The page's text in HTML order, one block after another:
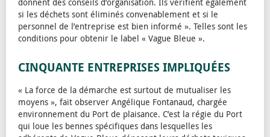
donnent des conseils d’organisation. Ils vérifient également
si les déchets sont éliminés convenablement et si le
personnel de l’entreprise est bien informé ». Telles sont les
conditions pour obtenir le label « Vague Bleue ».
CINQUANTE ENTREPRISES IMPLIQUÉES
« La force de la démarche est surtout de mutualiser les
moyens », fait observer Angélique Fontanaud, chargée
environnement du Port de plaisance. C’est la régie du Port
qui loue les bennes spécifiques dans lesquelles les